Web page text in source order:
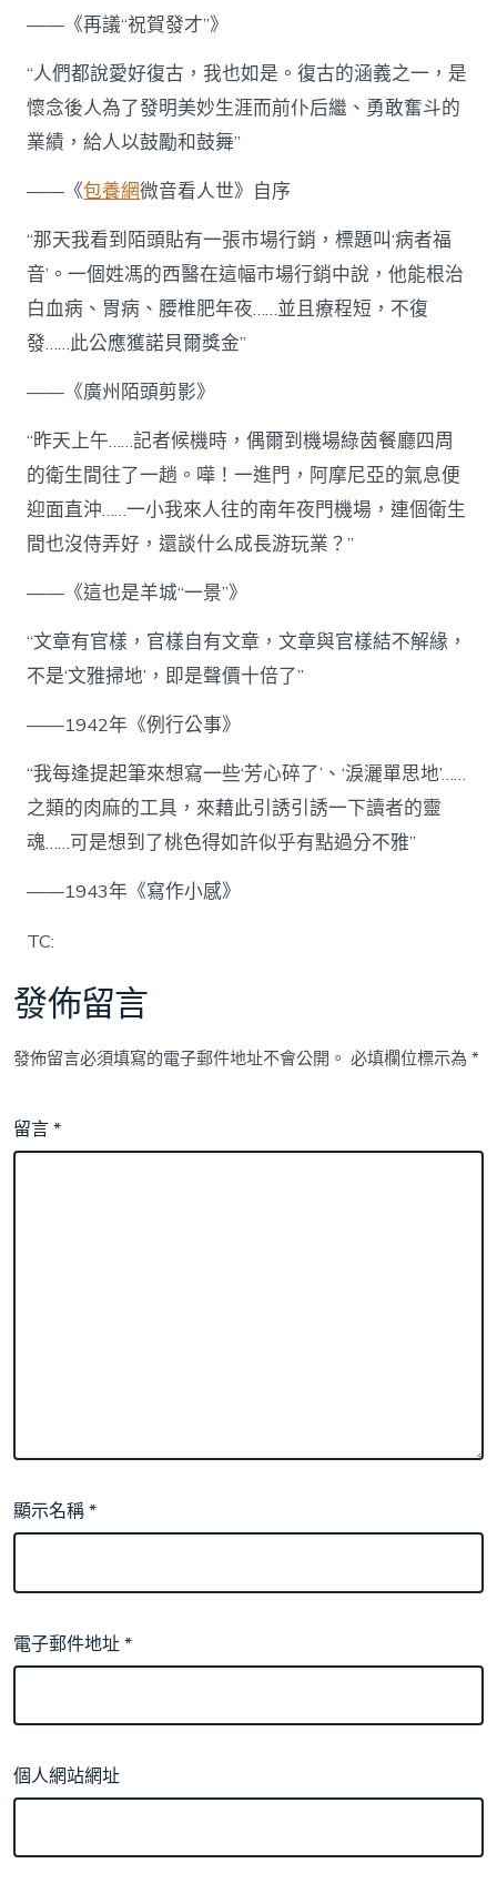
——《再議“祝賀發才”》
“人們都說愛好復古，我也如是。復古的涵義之一，是
懷念後人為了發明美妙生涯而前仆后繼、勇敢奮斗的
業績，給人以鼓勵和鼓舞”
——《包養網微音看人世》自序
“那天我看到陌頭貼有一張市場行銷，標題叫‘病者福
音’。一個姓馮的西醫在這幅市場行銷中說，他能根治
白血病、胃病、腰椎肥年夜……並且療程短，不復
發……此公應獲諾貝爾獎金”
——《廣州陌頭剪影》
“昨天上午……記者候機時，偶爾到機場綠茵餐廳四周
的衛生間往了一趟。嘩！一進門，阿摩尼亞的氣息便
迎面直沖……一小我來人往的南年夜門機場，連個衛生
間也沒侍弄好，還談什么成長游玩業？”
——《這也是羊城“一景”》
“文章有官樣，官樣自有文章，文章與官樣結不解緣，
不是‘文雅掃地’，即是聲價十倍了”
——1942年《例行公事》
“我每逢提起筆來想寫一些‘芳心碎了’、‘淚灑單思地’……
之類的肉麻的工具，來藉此引誘引誘一下讀者的靈
魂……可是想到了桃色得如許似乎有點過分不雅”
——1943年《寫作小感》
TC:
發佈留言
發佈留言必須填寫的電子郵件地址不會公開。 必填欄位標示為*
留言*
顯示名稱*
電子郵件地址*
個人網站網址